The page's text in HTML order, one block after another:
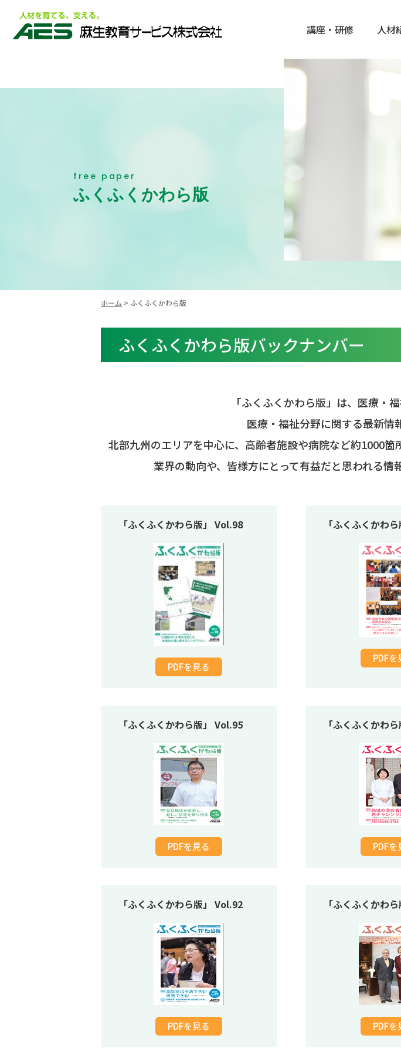
講座・研修 人材
free paper
ふくふくかわら版
ホーム > ふくふくかわら版
ふくふくかわら版バックナンバー
「ふくふくかわら版」は、医療・
医療・福祉分野に関する最新情
北部九州のエリアを中心に、高齢者施設や病院など約1000箇
業界の動向や、皆様方にとって有益だと思われる情
「ふくふくかわら版」 Vol.98
PDFを見る
「ふくふくかわ
PDFを
「ふくふくかわら版」 Vol.95
PDFを見る
「ふくふくかわ
PDFを
「ふくふくかわら版」 Vol.92
PDFを見る
「ふくふくかわ
PDFを